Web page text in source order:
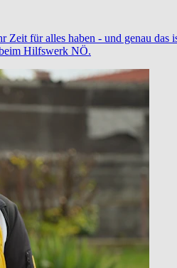
Zeit für alles haben - und genau
Hilfswerk NÖ.